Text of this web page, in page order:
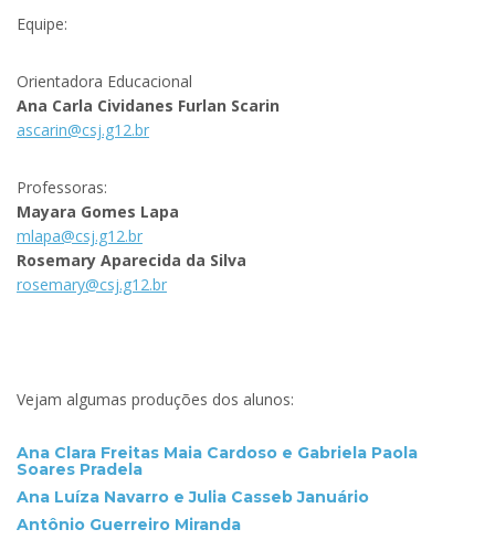
Equipe:
Orientadora Educacional
Ana Carla Cividanes Furlan Scarin
ascarin@csj.g12.br
Professoras:
Mayara Gomes Lapa
mlapa@csj.g12.br
Rosemary Aparecida da Silva
rosemary@csj.g12.br
Vejam algumas produções dos alunos:
Ana Clara Freitas Maia Cardoso e Gabriela Paola
Soares Pradela
Ana Luíza Navarro e Julia Casseb Januário
Antônio Guerreiro Miranda